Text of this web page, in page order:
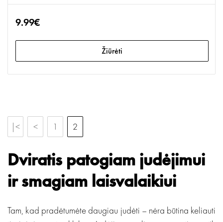
9.99€
Žiūrėti
|< < 1 2
Dviratis patogiam judėjimui
ir smagiam laisvalaikiui
Tam, kad pradėtumėte daugiau judėti – nėra būtina keliauti